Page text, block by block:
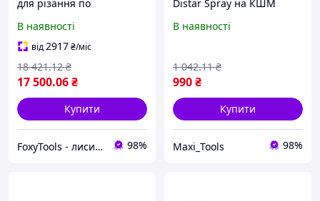
для різання по
INFINITY (1500Вт) в кейсі
(без напрямних)
В наявності
від2917₴/міс
17 500.06₴
18 421.12 ₴
Купити
FoxyTools - лисичка без інструменту не лишить! 98%
Distar Spray на КШМ
В наявності
990₴
1 042.11 ₴
Купити
Maxi_Tools 98%